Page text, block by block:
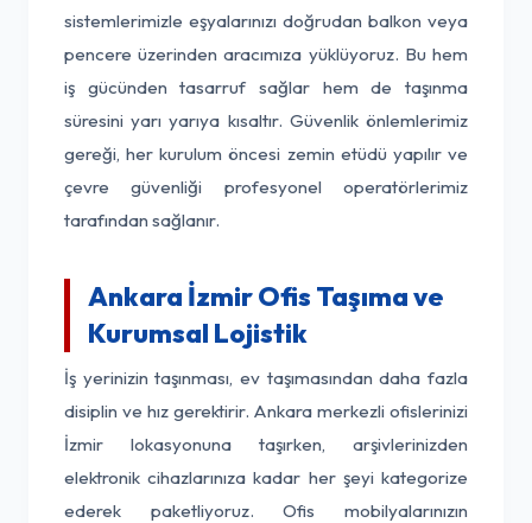
sistemlerimizle eşyalarınızı doğrudan balkon veya
pencere üzerinden aracımıza yüklüyoruz. Bu hem
iş gücünden tasarruf sağlar hem de taşınma
süresini yarı yarıya kısaltır. Güvenlik önlemlerimiz
gereği, her kurulum öncesi zemin etüdü yapılır ve
çevre güvenliği profesyonel operatörlerimiz
tarafından sağlanır.
Ankara İzmir Ofis Taşıma ve
Kurumsal Lojistik
İş yerinizin taşınması, ev taşımasından daha fazla
disiplin ve hız gerektirir. Ankara merkezli ofislerinizi
İzmir lokasyonuna taşırken, arşivlerinizden
elektronik cihazlarınıza kadar her şeyi kategorize
ederek paketliyoruz. Ofis mobilyalarınızın